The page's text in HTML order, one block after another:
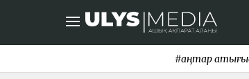
#қаңтар